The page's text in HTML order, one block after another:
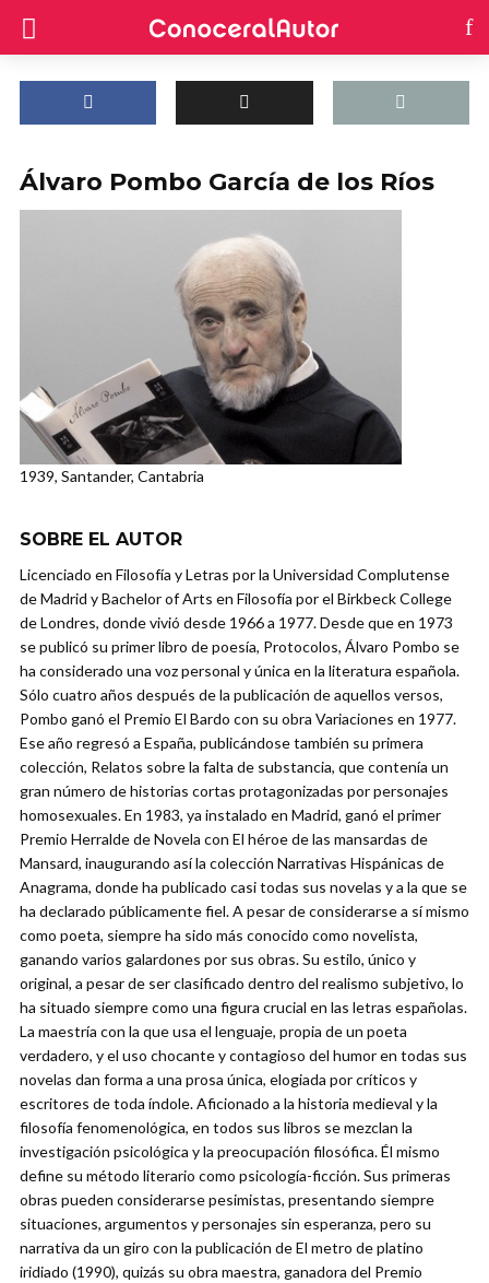
Álvaro Pombo García de los Ríos
1939, Santander, Cantabria
SOBRE EL AUTOR
Licenciado en Filosofía y Letras por la Universidad Complutense
de Madrid y Bachelor of Arts en Filosofía por el Birkbeck College
de Londres, donde vivió desde 1966 a 1977. Desde que en 1973
se publicó su primer libro de poesía, Protocolos, Álvaro Pombo se
ha considerado una voz personal y única en la literatura española.
Sólo cuatro años después de la publicación de aquellos versos,
Pombo ganó el Premio El Bardo con su obra Variaciones en 1977.
Ese año regresó a España, publicándose también su primera
colección, Relatos sobre la falta de substancia, que contenía un
gran número de historias cortas protagonizadas por personajes
homosexuales. En 1983, ya instalado en Madrid, ganó el primer
Premio Herralde de Novela con El héroe de las mansardas de
Mansard, inaugurando así la colección Narrativas Hispánicas de
Anagrama, donde ha publicado casi todas sus novelas y a la que se
ha declarado públicamente fiel. A pesar de considerarse a sí mismo
como poeta, siempre ha sido más conocido como novelista,
ganando varios galardones por sus obras. Su estilo, único y
original, a pesar de ser clasificado dentro del realismo subjetivo, lo
ha situado siempre como una figura crucial en las letras españolas.
La maestría con la que usa el lenguaje, propia de un poeta
verdadero, y el uso chocante y contagioso del humor en todas sus
novelas dan forma a una prosa única, elogiada por críticos y
escritores de toda índole.Aficionado a la historia medieval y la
filosofía fenomenológica, en todos sus libros se mezclan la
investigación psicológica y la preocupación filosófica. Él mismo
define su método literario como psicología-ficción. Sus primeras
obras pueden considerarse pesimistas, presentando siempre
situaciones, argumentos y personajes sin esperanza, pero su
narrativa da un giro con la publicación de El metro de platino
iridiado (1990), quizás su obra maestra, ganadora del Premio